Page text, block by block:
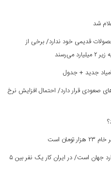
شد
قدیمی خود ندارد/ برخی از
جدید + جدول
صعودی قرار دارد/ احتمال افزایش نرخ
است
تعداد کارمندان در ایران ۳ برابر استاندارد جهان است/ در ایران کار یک نفر بین ۵